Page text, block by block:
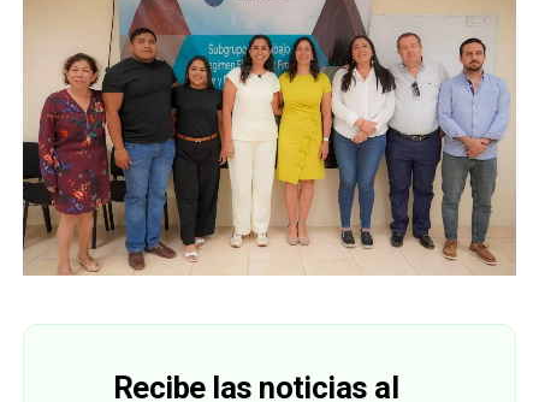
Recibe las noticias al